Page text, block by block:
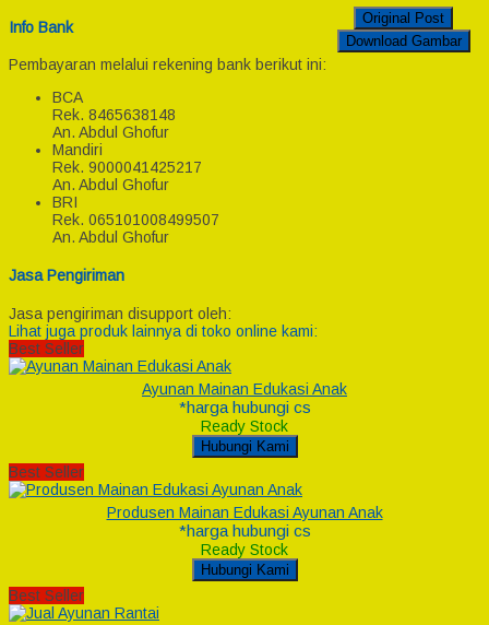
Info Bank
Pembayaran melalui rekening bank berikut ini:
BCA
Rek. 8465638148
An. Abdul Ghofur
Mandiri
Rek. 9000041425217
An. Abdul Ghofur
BRI
Rek. 065101008499507
An. Abdul Ghofur
Jasa Pengiriman
Jasa pengiriman disupport oleh:
Original Post
Download Gambar
Lihat juga produk lainnya di toko online kami:
Best Seller
Ayunan Mainan Edukasi Anak
*harga hubungi cs
Ready Stock
Hubungi Kami
Best Seller
Produsen Mainan Edukasi Ayunan Anak
*harga hubungi cs
Ready Stock
Hubungi Kami
Best Seller